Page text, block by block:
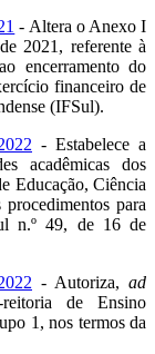
- Altera o Anexo I
2021, referente à
encerramento do
financeiro de
(IFSul).
- Estabelece a
acadêmicas dos
Educação, Ciência
para
n.º 49, de 16 de
- Autoriza, ad
de Ensino
1, nos termos da